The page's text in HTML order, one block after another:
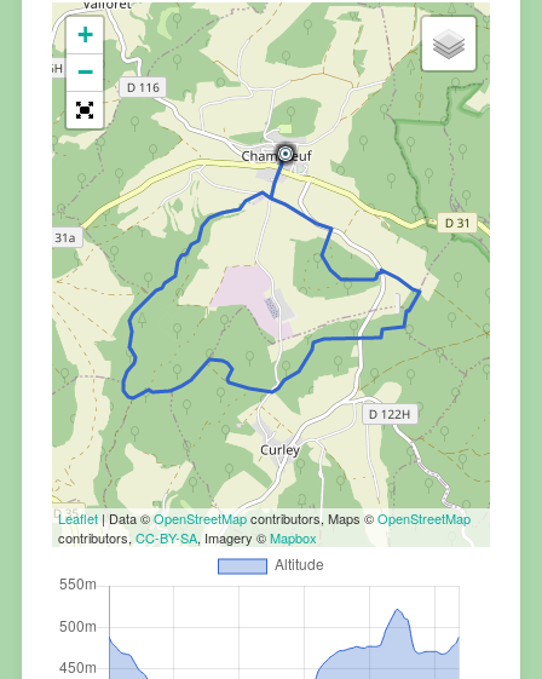
+
−
Leaflet| Data ©OpenStreetMapcontributors, Maps ©OpenStreetMap
contributors, CC-BY-SA, Imagery ©Mapbox